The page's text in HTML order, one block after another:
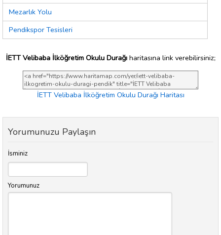
Mezarlık Yolu
Pendikspor Tesisleri
İETT Velibaba İlköğretim Okulu Durağıharitasına link verebilirsiniz;
İETT Velibaba İlköğretim Okulu Durağı Haritası
Yorumunuzu Paylaşın
İsminiz
Yorumunuz